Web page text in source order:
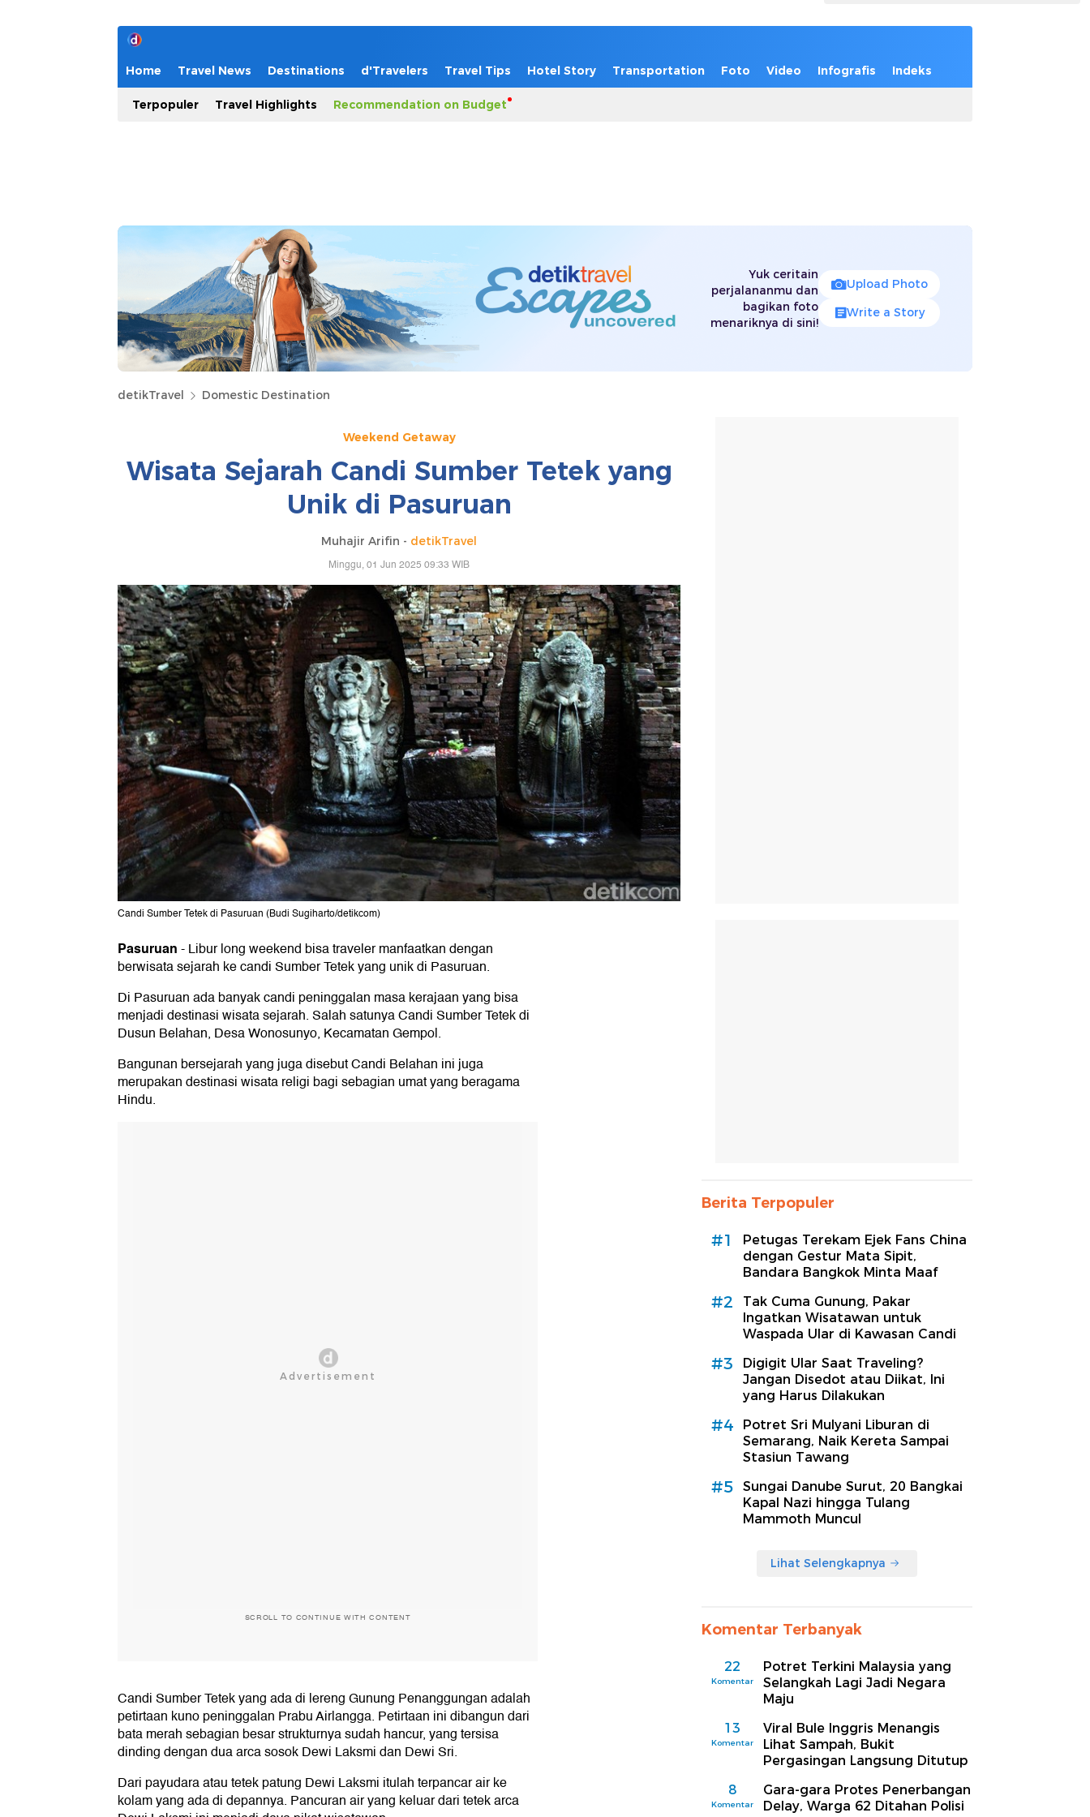
Home Travel News Destinations d'Travelers Travel Tips Hotel Story Transportation Foto Video Infografis Indeks
Terpopuler Travel Highlights Recommendation on Budget
Yuk ceritain
perjalananmu dan
bagikan foto
menariknya di sini!
Upload Photo
Write a Story
detikTravel Domestic Destination
Weekend Getaway
Wisata Sejarah Candi Sumber Tetek yang
Unik di Pasuruan
Muhajir Arifin - detikTravel
Minggu, 01 Jun 2025 09:33 WIB
Candi Sumber Tetek di Pasuruan (Budi Sugiharto/detikcom)
Pasuruan-Libur long weekend bisa traveler manfaatkan dengan
berwisata sejarah ke candi Sumber Tetek yang unik di Pasuruan.
Di Pasuruan ada banyak candi peninggalan masa kerajaan yang bisa
menjadi destinasi wisata sejarah. Salah satunya Candi Sumber Tetek di
Dusun Belahan, Desa Wonosunyo, Kecamatan Gempol.
Bangunan bersejarah yang juga disebut Candi Belahan ini juga
merupakan destinasi wisata religi bagi sebagian umat yang beragama
Hindu.
SCROLL TO CONTINUE WITH CONTENT
Candi Sumber Tetek yang ada di lereng Gunung Penanggungan adalah
petirtaan kuno peninggalan Prabu Airlangga. Petirtaan ini dibangun dari
bata merah sebagian besar strukturnya sudah hancur, yang tersisa
dinding dengan dua arca sosok Dewi Laksmi dan Dewi Sri.
Dari payudara atau tetek patung Dewi Laksmi itulah terpancar air ke
kolam yang ada di depannya. Pancuran air yang keluar dari tetek arca
Berita Terpopuler
#1
Petugas Terekam Ejek Fans China
dengan Gestur Mata Sipit,
Bandara Bangkok Minta Maaf
#2
Tak Cuma Gunung, Pakar
Ingatkan Wisatawan untuk
Waspada Ular di Kawasan Candi
#3
Digigit Ular Saat Traveling?
Jangan Disedot atau Diikat, Ini
yang Harus Dilakukan
#4
Potret Sri Mulyani Liburan di
Semarang, Naik Kereta Sampai
Stasiun Tawang
#5
Sungai Danube Surut, 20 Bangkai
Kapal Nazi hingga Tulang
Mammoth Muncul
Lihat Selengkapnya
Komentar Terbanyak
22
Komentar
Potret Terkini Malaysia yang
Selangkah Lagi Jadi Negara
Maju
13
Komentar
Viral Bule Inggris Menangis
Lihat Sampah, Bukit
Pergasingan Langsung Ditutup
8
Komentar
Gara-gara Protes Penerbangan
Delay, Warga 62 Ditahan Polisi